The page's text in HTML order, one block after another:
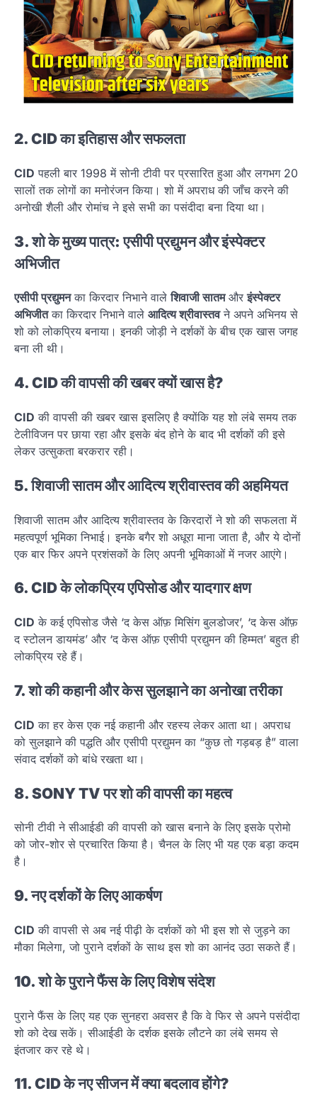
2. CIDका इतिहास और सफलता
CID पहली बार 1998 में सोनी टीवी पर प्रसारित हुआ और लगभग 20
सालों तक लोगों का मनोरंजन किया। शो में अपराध की जाँच करने की
अनोखी शैली और रोमांच ने इसे सभी का पसंदीदा बना दिया था।
3. शो के मुख्य पात्र: एसीपी प्रद्युमन और इंस्पेक्टर
अभिजीत
एसीपी प्रद्युमनका किरदार निभाने वालेशिवाजी सातमऔरइंस्पेक्टर
अभिजीतका किरदार निभाने वाले आदित्य श्रीवास्तवने अपने अभिनय से
शो को लोकप्रिय बनाया। इनकी जोड़ी ने दर्शकों के बीच एक खास जगह
बना ली थी।
4. CIDकी वापसी की खबर क्यों खास है?
CID की वापसी की खबर खास इसलिए है क्योंकि यह शो लंबे समय तक
टेलीविजन पर छाया रहा और इसके बंद होने के बाद भी दर्शकों की इसे
लेकर उत्सुकता बरकरार रही।
5. शिवाजी सातम और आदित्य श्रीवास्तव की अहमियत
शिवाजी सातम और आदित्य श्रीवास्तव के किरदारों ने शो की सफलता में
महत्वपूर्ण भूमिका निभाई। इनके बगैर शो अधूरा माना जाता है, और ये दोनों
एक बार फिर अपने प्रशंसकों के लिए अपनी भूमिकाओं में नजर आएंगे।
6. CIDके लोकप्रिय एपिसोड और यादगार क्षण
CID के कई एपिसोड जैसे ‘द केस ऑफ़ मिसिंग बुलडोजर’, ‘द केस ऑफ़
द स्टोलन डायमंड’ और ‘द केस ऑफ़ एसीपी प्रद्युमन की हिम्मत’ बहुत ही
लोकप्रिय रहे हैं।
7. शो की कहानी और केस सुलझाने का अनोखा तरीका
CID का हर केस एक नई कहानी और रहस्य लेकर आता था। अपराध
को सुलझाने की पद्धति और एसीपी प्रद्युमन का “कुछ तो गड़बड़ है” वाला
संवाद दर्शकों को बांधे रखता था।
8. SONY TV पर शो की वापसी का महत्व
सोनी टीवी ने सीआईडी की वापसी को खास बनाने के लिए इसके प्रोमो
को जोर-शोर से प्रचारित किया है। चैनल के लिए भी यह एक बड़ा कदम
है।
9. नए दर्शकों के लिए आकर्षण
CID की वापसी से अब नई पीढ़ी के दर्शकों को भी इस शो से जुड़ने का
मौका मिलेगा, जो पुराने दर्शकों के साथ इस शो का आनंद उठा सकते हैं।
10. शो के पुराने फैंस के लिए विशेष संदेश
पुराने फैंस के लिए यह एक सुनहरा अवसर है कि वे फिर से अपने पसंदीदा
शो को देख सकें। सीआईडी के दर्शक इसके लौटने का लंबे समय से
इंतजार कर रहे थे।
11. CIDके नए सीजन में क्या बदलाव होंगे?